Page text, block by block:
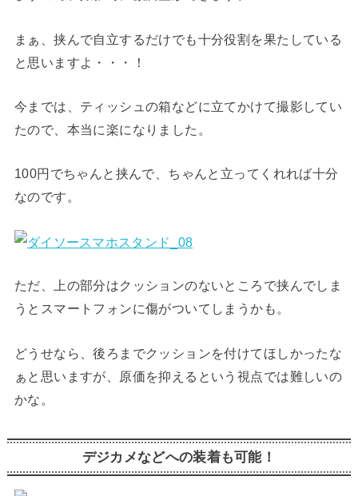
まぁ、挟んで自立するだけでも十分役割を果たしている
と思いますよ・・・！
今までは、ティッシュの箱などに立てかけて撮影してい
たので、本当に楽になりました。
100円でちゃんと挟んで、ちゃんと立ってくれれば十分
なのです。
ただ、上の部分はクッションのないところで挟んでしま
うとスマートフォンに傷がついてしまうかも。
どうせなら、後ろまでクッションを付けてほしかったな
ぁと思いますが、原価を抑えるという視点では難しいの
かな。
デジカメなどへの装着も可能！